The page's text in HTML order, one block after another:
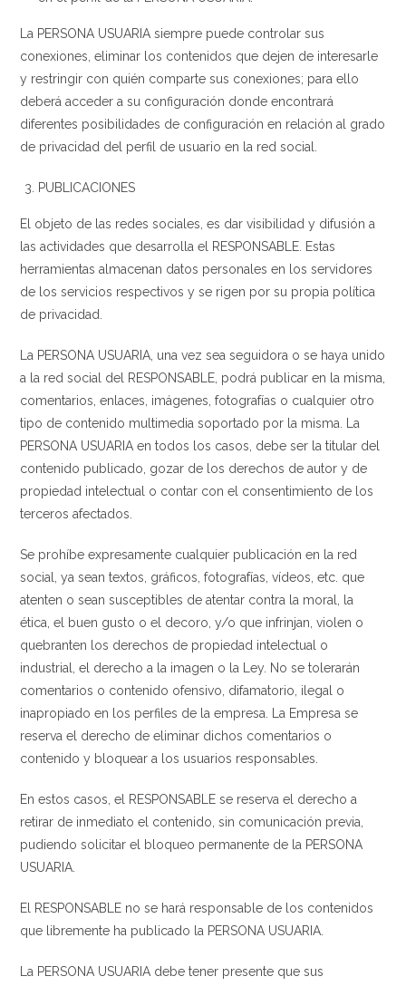
La PERSONA USUARIA siempre puede controlar sus
conexiones, eliminar los contenidos que dejen de interesarle
y restringir con quién comparte sus conexiones; para ello
deberá acceder a su configuración donde encontrará
diferentes posibilidades de configuración en relación al grado
de privacidad del perfil de usuario en la red social.
PUBLICACIONES
El objeto de las redes sociales, es dar visibilidad y difusión a
las actividades que desarrolla el RESPONSABLE. Estas
herramientas almacenan datos personales en los servidores
de los servicios respectivos y se rigen por su propia política
de privacidad.
La PERSONA USUARIA, una vez sea seguidora o se haya unido
a la red social del RESPONSABLE, podrá publicar en la misma,
comentarios, enlaces, imágenes, fotografías o cualquier otro
tipo de contenido multimedia soportado por la misma. La
PERSONA USUARIA en todos los casos, debe ser la titular del
contenido publicado, gozar de los derechos de autor y de
propiedad intelectual o contar con el consentimiento de los
terceros afectados.
Se prohíbe expresamente cualquier publicación en la red
social, ya sean textos, gráficos, fotografías, vídeos, etc. que
atenten o sean susceptibles de atentar contra la moral, la
ética, el buen gusto o el decoro, y/o que infrinjan, violen o
quebranten los derechos de propiedad intelectual o
industrial, el derecho a la imagen o la Ley. No se tolerarán
comentarios o contenido ofensivo, difamatorio, ilegal o
inapropiado en los perfiles de la empresa. La Empresa se
reserva el derecho de eliminar dichos comentarios o
contenido y bloquear a los usuarios responsables.
En estos casos, el RESPONSABLE se reserva el derecho a
retirar de inmediato el contenido, sin comunicación previa,
pudiendo solicitar el bloqueo permanente de la PERSONA
USUARIA.
El RESPONSABLE no se hará responsable de los contenidos
que libremente ha publicado la PERSONA USUARIA.
La PERSONA USUARIA debe tener presente que sus